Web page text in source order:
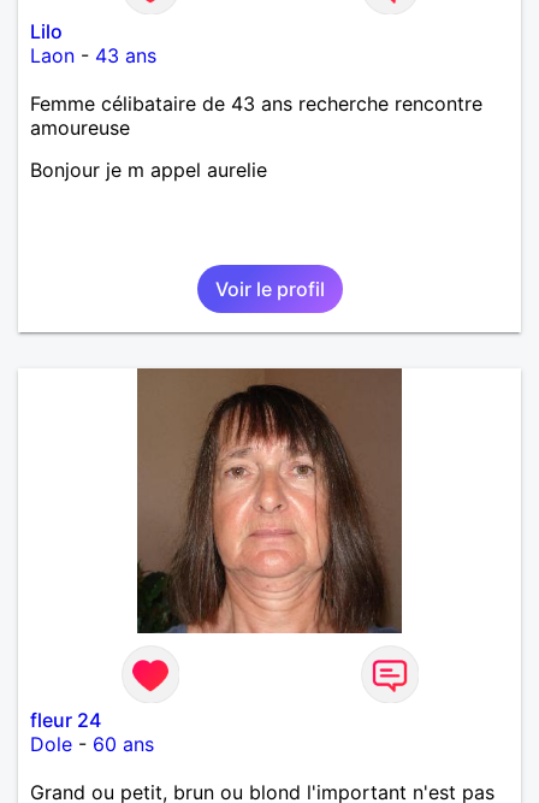
Lilo
Laon - 43 ans
Femme célibataire de 43 ans recherche rencontre
amoureuse
Bonjour je m appel aurelie
Voir le profil
fleur 24
Dole - 60 ans
Grand ou petit, brun ou blond l'important n'est pas